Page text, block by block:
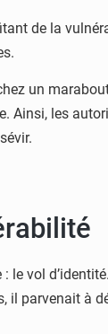
de la
un
Ainsi, les
vol
parvenait à